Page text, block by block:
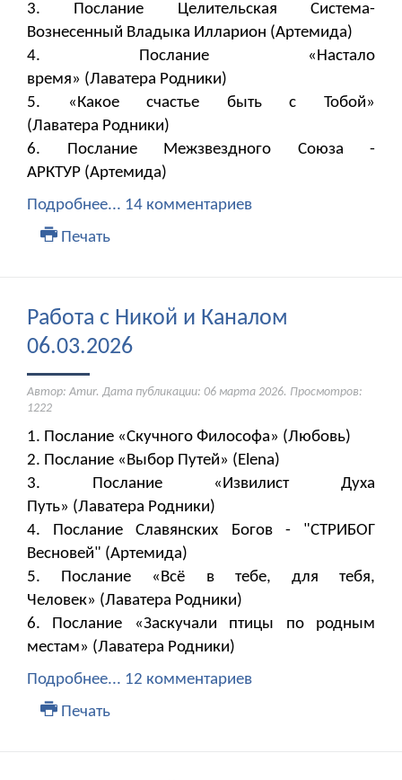
3. Послание Целительская Система-
Вознесенный Владыка Илларион (Артемида)
4. Послание «Настало
время» (Лаватера Родники)
5. «Какое счастье быть с Тобой»
(Лаватера Родники)
6. Послание Межзвездного Союза -
АРКТУР (Артемида)
Подробнее... 14 комментариев
Печать
Работа с Никой и Каналом
06.03.2026
Автор: Amur. Дата публикации: 06 марта 2026. Просмотров:
1222
1. Послание «Скучного Философа» (Любовь)
2. Послание «Выбор Путей» (Elena)
3. Послание «Извилист Духа
Путь» (Лаватера Родники)
4. Послание Славянских Богов - "СТРИБОГ
Весновей" (Артемида)
5. Послание «Всё в тебе, для тебя,
Человек» (Лаватера Родники)
6. Послание «Заскучали птицы по родным
местам» (Лаватера Родники)
Подробнее... 12 комментариев
Печать